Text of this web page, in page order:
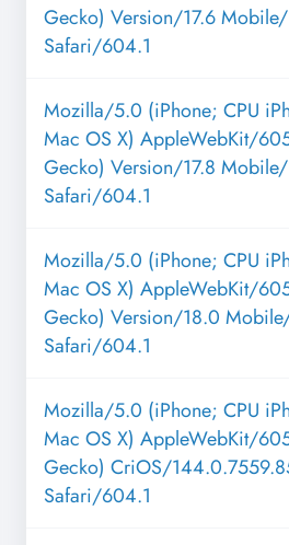
Gecko) Version/17.6
Safari/604.1
Mozilla/5.0 (iPhone; CPU
Mac OS X) AppleWebKit/
Gecko) Version/17.8
Safari/604.1
Mozilla/5.0 (iPhone; CPU
Mac OS X) AppleWebKit/
Gecko) Version/18.0
Safari/604.1
Mozilla/5.0 (iPhone; CPU
Mac OS X) AppleWebKit/
Gecko) CriOS/
Safari/604.1